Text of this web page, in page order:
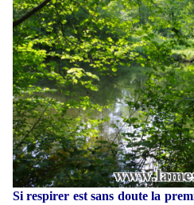
Si respirer est sans doute la